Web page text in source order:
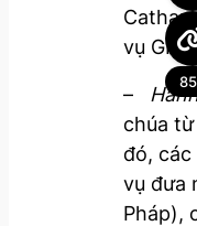
vụ
–
chúa
đó,
vụ đưa
Pháp),